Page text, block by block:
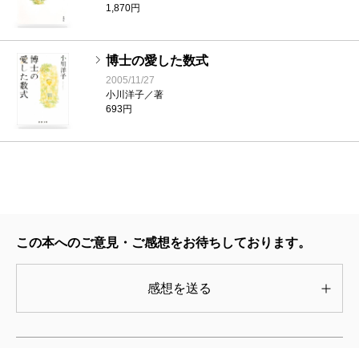
1,870円
博士の愛した数式
2005/11/27
小川洋子／著
693円
この本へのご意見・ご感想をお待ちしております。
感想を送る